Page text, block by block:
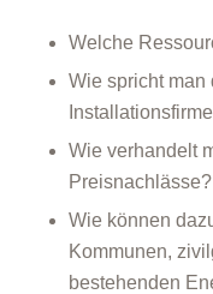
Welche
Wie spricht man
Wie verhandelt
Preisnachlässe?
Wie können
Kommunen,
bestehenden